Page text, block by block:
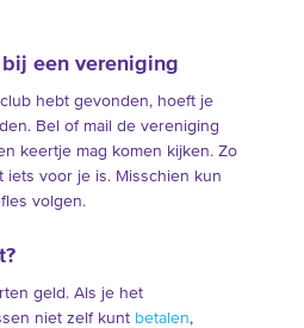
een vereniging
hebt gevonden, hoeft je
Bel of mail de vereniging
keertje mag komen kijken. Zo
iets voor je is. Misschien kun
volgen.
geld. Als je het
niet zelf kunt betalen,